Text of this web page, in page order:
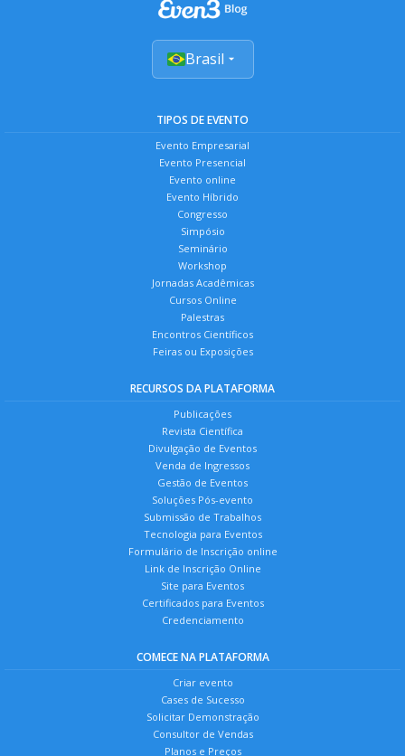
Brasil
TIPOS DE EVENTO
Evento Empresarial
Evento Presencial
Evento online
Evento Híbrido
Congresso
Simpósio
Seminário
Workshop
Jornadas Acadêmicas
Cursos Online
Palestras
Encontros Científicos
Feiras ou Exposições
RECURSOS DA PLATAFORMA
Publicações
Revista Científica
Divulgação de Eventos
Venda de Ingressos
Gestão de Eventos
Soluções Pós-evento
Submissão de Trabalhos
Tecnologia para Eventos
Formulário de Inscrição online
Link de Inscrição Online
Site para Eventos
Certificados para Eventos
Credenciamento
COMECE NA PLATAFORMA
Criar evento
Cases de Sucesso
Solicitar Demonstração
Consultor de Vendas
Planos e Preços